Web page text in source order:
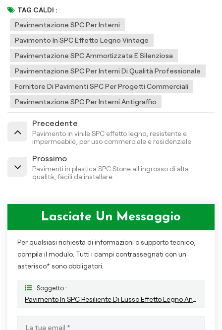
TAG CALDI :
Pavimentazione SPC Per Interni
Pavimento In SPC Effetto Legno Vintage
Pavimentazione SPC Ammortizzata E Silenziosa
Pavimentazione SPC Per Interni Di Qualità Professionale
Fornitore Di Pavimenti SPC Per Progetti Commerciali
Pavimentazione SPC Per Interni Antigraffio
Precedente
Pavimento in vinile SPC effetto legno, resistente e
impermeabile, per uso commerciale e residenziale
Prossimo
Pavimenti in plastica SPC Stone all'ingrosso di alta
qualità, facili da installare
Lasciate Un Messaggio
Per qualsiasi richiesta di informazioni o supporto tecnico,
compila il modulo. Tutti i campi contrassegnati con un
asterisco* sono obbligatori.
Soggetto :